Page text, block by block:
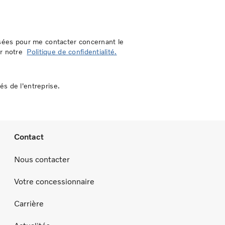
pour me contacter concernant le
notre Politique de confidentialité.
de l'entreprise.
Contact
Nous contacter
Votre concessionnaire
Carrière